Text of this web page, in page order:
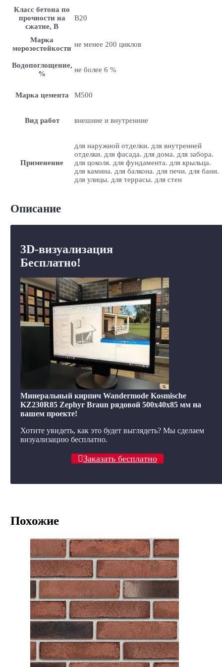
Класс бетона по
прочности на
сжатие, В
B20
Марка
морозостойкости не менее 200 циклов
Водопоглощение,
%
не более 6 %
Марка цемента M500
Вид работ внешние и внутренние
Применение
для наружной отделки. для внутренней
отделки. для фасада. для дома. для забора.
для цоколя. для фундамента. для крыльца.
для камина. для балкона. для печи. для бани.
для улицы. для террасы. для стен
Описание
3D-визуализация
Бесплатно!
Минеральный кирпич Wandermode Kosmische
KZ230R85 Zephyr Braun рядовой 500x40x85 мм на
вашем проекте!
Хотите увидеть, как это будет выглядеть? Мы сделаем
визуализацию бесплатно.
Заказать бесплатно
Похожие